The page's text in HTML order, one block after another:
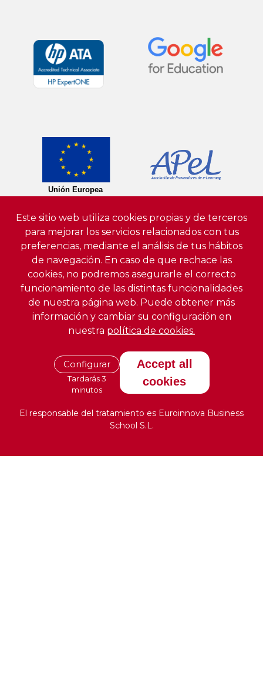
Este sitio web utiliza cookies propias y de terceros
para mejorar los servicios relacionados con tus
preferencias, mediante el análisis de tus hábitos
de navegación. En caso de que rechace las
cookies, no podremos asegurarle el correcto
funcionamiento de las distintas funcionalidades
de nuestra página web. Puede obtener más
información y cambiar su configuración en
nuestra política de cookies.
Configurar
Tardarás 3
minutos
Accept all
cookies
El responsable del tratamiento es Euroinnova Business
School S.L.